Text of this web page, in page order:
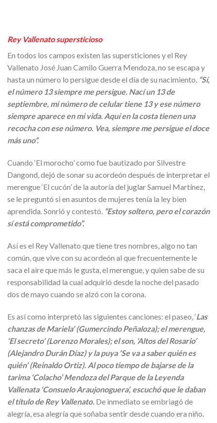
Rey Vallenato supersticioso
En todos los campos existen las supersticiones y el Rey
Vallenato José Juan Camilo Guerra Mendoza, no se escapa y
hasta un número lo persigue desde el día de su nacimiento. “Sí,
el número 13 siempre me persigue. Nací un 13 de
septiembre, mi número de celular tiene 13 y ese número
siempre aparece en mi vida. Aquí en la costa tienen una
recocha con ese número. Vea, siempre me persigue el doce
más uno”.
Cuando ‘El morocho’ como fue bautizado por Silvestre
Dangond, dejó de sonar su acordeón después de interpretar el
merengue ‘El cucón’ de la autoría del juglar Samuel Martínez,
se le preguntó si en asuntos de mujeres tenía la ley bien
aprendida. Sonrió y contestó. “Estoy soltero, pero el corazón
sí está comprometido”.
Así es el Rey Vallenato que tiene tres nombres, algo no tan
común, que vive con su acordeón al que frecuentemente le
saca el aire que más le gusta, el merengue, y quien sabe de su
responsabilidad la cual adquirió desde la noche del pasado
dos de mayo cuando se alzó con la corona.
Es así como interpretó las siguientes canciones: el paseo, ‘Las
chanzas de Mariela’ (Gumercindo Peñaloza); el merengue,
‘El secreto’ (Lorenzo Morales); el son, ‘Altos del Rosario’
(Alejandro Durán Díaz) y la puya ‘Se va a saber quién es
quién’ (Reinaldo Ortiz). Al poco tiempo de bajarse de la
tarima ‘Colacho’ Mendoza del Parque de la Leyenda
Vallenata ‘Consuelo Araujonoguera’, escuchó que le daban
el título de Rey Vallenato. De inmediato se embriagó de
alegría, esa alegría que soñaba sentir desde cuando era niño.